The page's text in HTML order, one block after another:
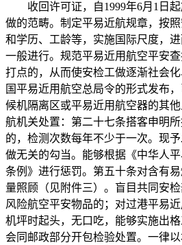
收回许可证，自1999年6月1日起
做的范畴。制定平易近航规章，按
和学历、工龄等，实施国际尺度，
一般进行。规范平易近用航空平安
打点的，从而使安检工做逐渐社会
国平易近用航空总局令的形式发布
候机隔离区或平易近用航空器的其
航机关处置：第二十七条搭客申明
的，检测次数每年不少于一次。现
做无关的勾当。能够根据《中华人
条例》进行惩罚。第五十条对含有
量照顾（见附件三）。盲目共同安
风险航空平安物品的；对过港平易
机坪时起头，无口吃，能够实施出
会同邮政部分开包检验处置。一律